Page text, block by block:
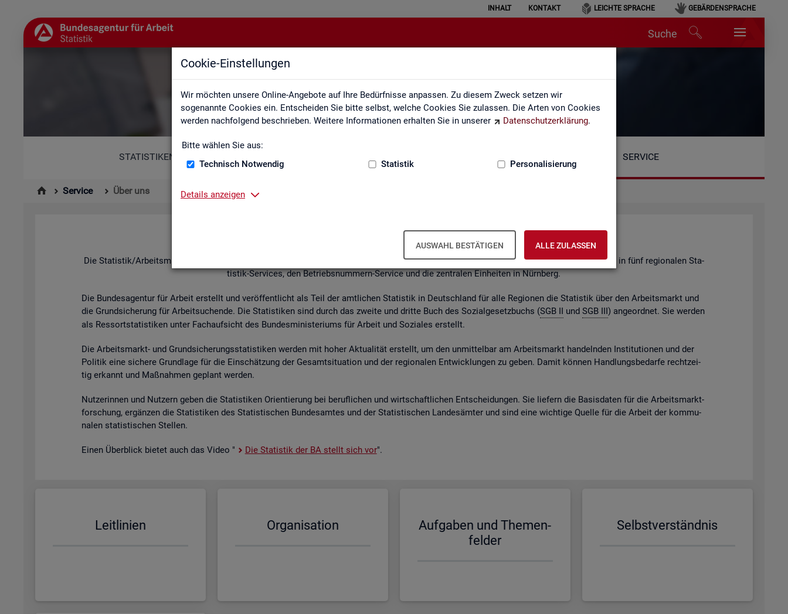
Cookie-Einstellungen
Wir möchten unsere Online-Angebote auf Ihre Bedürfnisse anpassen. Zu diesem Zweck setzen wir
sogenannte Cookies ein. Entscheiden Sie bitte selbst, welche Cookies Sie zulassen. Die Arten von Cookies
werden nachfolgend beschrieben. Weitere Informationen erhalten Sie in unserer
Datenschutzerklärung.
Bitte wählen Sie aus:
Technisch Notwendig
Statistik Personalisierung
Details anzeigen
AUSWAHL BESTÄTIGEN ALLE ZULASSEN
INHALT KONTAKT LEICHTE SPRACHE GEBÄRDENSPRACHE
Suche
Über uns
STATISTIKEN SERVICE
Service Über uns
Über uns
Die Sta­tis­tik/Ar­beits­markt­be­richt­erstat­tung der Bun­des­agen­tur für Ar­beit ist Teil der Bun­des­agen­tur für Ar­beit. Der Be­reich ist or­ga­ni­siert in fünf re­gio­na­len Sta­
tis­tik-Ser­vices, den Be­triebs­num­mern-Ser­vice und die zen­tra­len Ein­hei­ten in Nürn­berg.
Die Bun­des­agen­tur für Ar­beit er­stellt und ver­öf­fent­licht als Teil der amt­li­chen Sta­tis­tik in Deutsch­land für alle Re­gio­nen die Sta­tis­tik über den Ar­beits­markt und
die Grund­si­che­rung für Ar­beit­su­chen­de. Die Sta­tis­ti­ken sind durch das zwei­te und drit­te Buch des So­zi­al­ge­setz­buchs (SGB II und SGB III) an­ge­ord­net. Sie wer­den
als Res­sort­sta­tis­ti­ken unter Fach­auf­sicht des Bun­des­mi­nis­te­ri­ums für Ar­beit und So­zia­les er­stellt.
Die Ar­beits­markt- und Grund­si­che­rungs­sta­tis­ti­ken wer­den mit hoher Ak­tua­li­tät er­stellt, um den un­mit­tel­bar am Ar­beits­markt han­deln­den In­sti­tu­tio­nen und der
Po­li­tik eine si­che­re Grund­la­ge für die Ein­schät­zung der Ge­samt­si­tua­ti­on und der re­gio­na­len Ent­wick­lun­gen zu geben. Damit kön­nen Hand­lungs­be­dar­fe recht­zei­
tig er­kannt und Maß­nah­men ge­plant wer­den.
Nut­ze­rin­nen und Nut­zern geben die Sta­tis­ti­ken Ori­en­tie­rung bei be­ruf­li­chen und wirt­schaft­li­chen Ent­schei­dun­gen. Sie lie­fern die Ba­sis­da­ten für die Ar­beits­markt­
for­schung, er­gän­zen die Sta­tis­ti­ken des Sta­tis­ti­schen Bun­des­am­tes und der Sta­tis­ti­schen Lan­des­äm­ter und sind eine wich­ti­ge Quel­le für die Ar­beit der kom­mu­
na­len sta­tis­ti­schen Stel­len.
Einen Über­blick bie­tet auch das Video " Die Sta­tis­tik der BA stellt sich vor".
Leit­li­ni­en Or­ga­ni­sa­ti­on
Auf­ga­ben und The­men­
fel­der
Selbst­ver­ständ­nis